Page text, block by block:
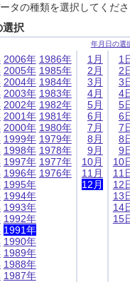
タの種類を選択してくだ
選択
年月日の選
2006年
2005年
2004年
2003年
2002年
2001年
2000年
1999年
1998年
1997年
1996年
1995年
1994年
1993年
1992年
1991年
1990年
1989年
1988年
1987年
1986年
1985年
1984年
1983年
1982年
1981年
1980年
1979年
1978年
1977年
1976年
1月
2月
3月
4月
5月
6月
7月
8月
9月
10月
11月
12月
1
2
3
4
5
6
7
8
9
10
11
12
13
14
15